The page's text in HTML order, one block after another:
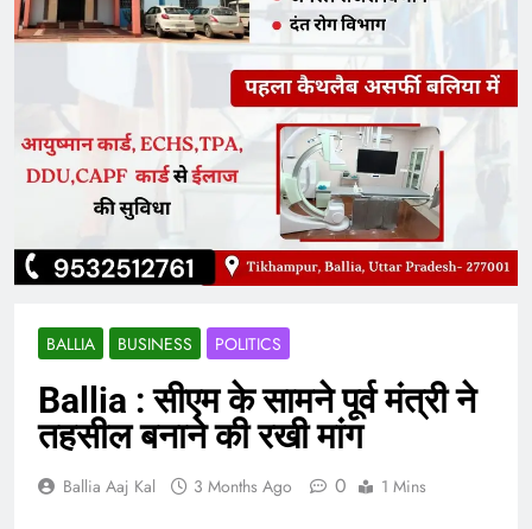
BALLIA BUSINESS POLITICS
Ballia : सीएम के सामने पूर्व मंत्री ने
तहसील बनाने की रखी मांग
Ballia Aaj Kal 3 Months Ago 0 1 Mins